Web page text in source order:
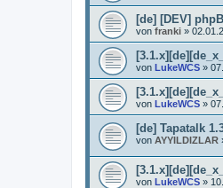
[de] [DEV]
von franki »
von LukeWCS »
von LukeWCS »
[de] Tapatalk
von AYYILDIZLAR
von LukeWCS »